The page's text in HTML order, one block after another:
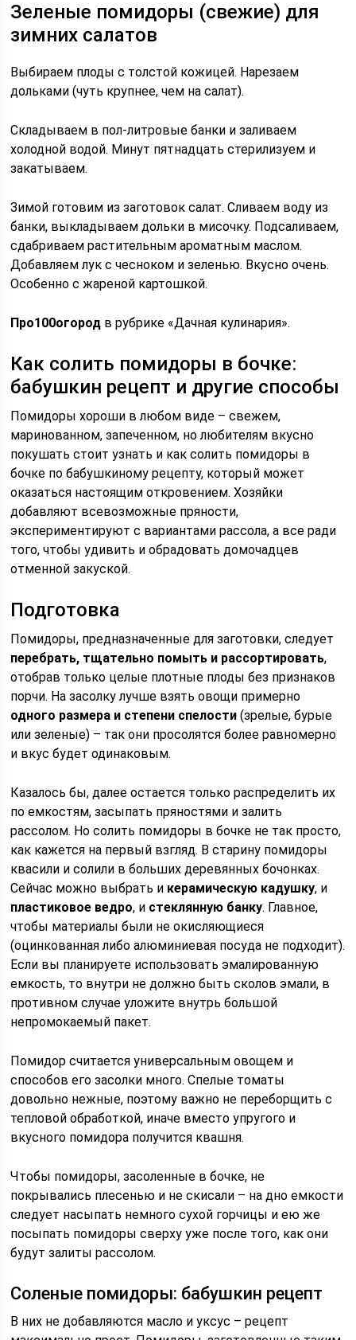
Зеленые помидоры (свежие) для
зимних салатов
Выбираем плоды с толстой кожицей. Нарезаем
дольками (чуть крупнее, чем на салат).
Складываем в пол-литровые банки и заливаем
холодной водой. Минут пятнадцать стерилизуем и
закатываем.
Зимой готовим из заготовок салат. Сливаем воду из
банки, выкладываем дольки в мисочку. Подсаливаем,
сдабриваем растительным ароматным маслом.
Добавляем лук с чесноком и зеленью. Вкусно очень.
Особенно с жареной картошкой.
Про100огород в рубрике «Дачная кулинария».
Как солить помидоры в бочке:
бабушкин рецепт и другие способы
Помидоры хороши в любом виде – свежем,
маринованном, запеченном, но любителям вкусно
покушать стоит узнать и как солить помидоры в
бочке по бабушкиному рецепту, который может
оказаться настоящим откровением. Хозяйки
добавляют всевозможные пряности,
экспериментируют с вариантами рассола, а все ради
того, чтобы удивить и обрадовать домочадцев
отменной закуской.
Подготовка
Помидоры, предназначенные для заготовки, следует
перебрать, тщательно помыть и рассортировать,
отобрав только целые плотные плоды без признаков
порчи. На засолку лучше взять овощи примерно
одного размера и степени спелости (зрелые, бурые
или зеленые) – так они просолятся более равномерно
и вкус будет одинаковым.
Казалось бы, далее остается только распределить их
по емкостям, засыпать пряностями и залить
рассолом. Но солить помидоры в бочке не так просто,
как кажется на первый взгляд. В старину помидоры
квасили и солили в больших деревянных бочонках.
Сейчас можно выбрать и керамическую кадушку, и
пластиковое ведро, и стеклянную банку. Главное,
чтобы материалы были не окисляющиеся
(оцинкованная либо алюминиевая посуда не подходит).
Если вы планируете использовать эмалированную
емкость, то внутри не должно быть сколов эмали, в
противном случае уложите внутрь большой
непромокаемый пакет.
Помидор считается универсальным овощем и
способов его засолки много. Спелые томаты
довольно нежные, поэтому важно не переборщить с
тепловой обработкой, иначе вместо упругого и
вкусного помидора получится квашня.
Чтобы помидоры, засоленные в бочке, не
покрывались плесенью и не скисали – на дно емкости
следует насыпать немного сухой горчицы и ею же
посыпать помидоры сверху уже после того, как они
будут залиты рассолом.
Соленые помидоры: бабушкин рецепт
В них не добавляются масло и уксус – рецепт